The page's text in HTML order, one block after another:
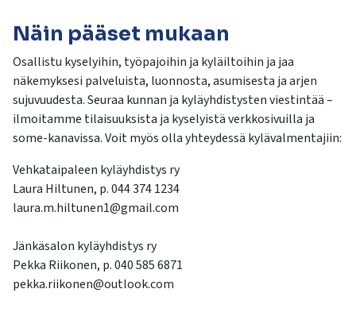
Näin pääset mukaan
Osallistu kyselyihin, työpajoihin ja kyläiltoihin ja jaa
näkemyksesi palveluista, luonnosta, asumisesta ja arjen
sujuvuudesta. Seuraa kunnan ja kyläyhdistysten viestintää –
ilmoitamme tilaisuuksista ja kyselyistä verkkosivuilla ja
some-kanavissa. Voit myös olla yhteydessä kylävalmentajiin:
Vehkataipaleen kyläyhdistys ry
Laura Hiltunen, p. 044 374 1234
laura.m.hiltunen1@gmail.com
Jänkäsalon kyläyhdistys ry
Pekka Riikonen, p. 040 585 6871
pekka.riikonen@outlook.com